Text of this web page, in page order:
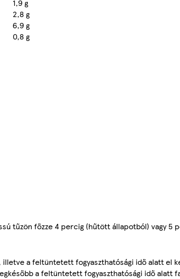
1,9 g
2,8 g
6,9 g
0,8 g
tűzön főzze 4 percig (hűtött állapotból) vagy 5
a feltüntetett fogyaszthatósági idő alatt el
a feltüntetett fogyaszthatósági idő alatt